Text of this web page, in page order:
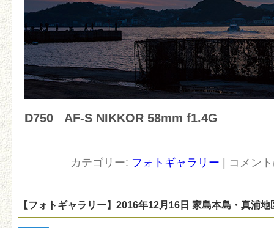
D750 AF-S NIKKOR 58mm f1.4G
カテゴリー: フォトギャラリー コメン
【フォトギャラリー】2016年12月16日 家島本島・真浦地